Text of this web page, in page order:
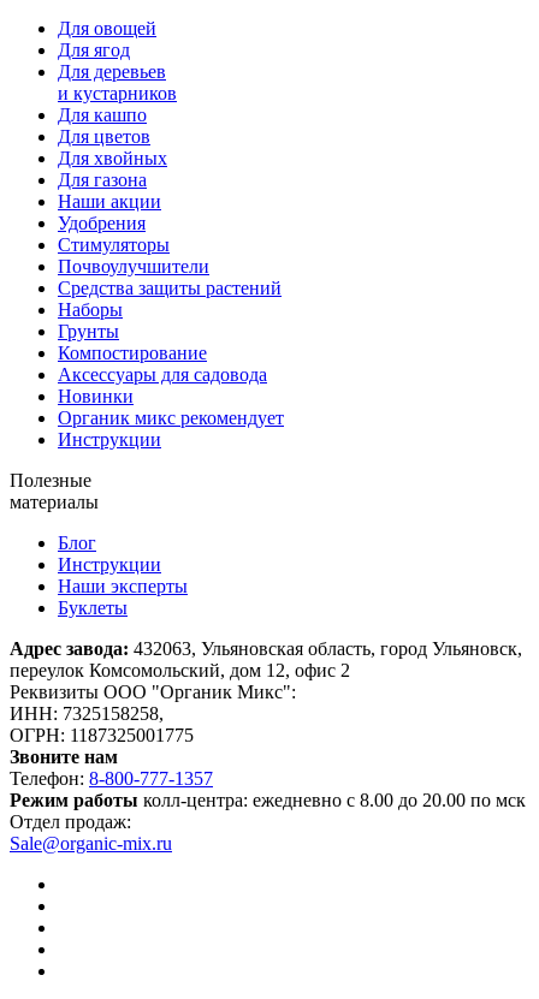
Для овощей
Для ягод
Для деревьев
и кустарников
Для кашпо
Для цветов
Для хвойных
Для газона
Наши акции
Удобрения
Стимуляторы
Почвоулучшители
Средства защиты растений
Наборы
Грунты
Компостирование
Аксессуары для садовода
Новинки
Органик микс рекомендует
Инструкции
Полезные
материалы
Блог
Инструкции
Наши эксперты
Буклеты
Адрес завода: 432063, Ульяновская область, город Ульяновск,
переулок Комсомольский, дом 12, офис 2
Реквизиты ООО "Органик Микс":
ИНН: 7325158258,
ОГРН: 1187325001775
Звоните нам
Телефон: 8-800-777-1357
Режим работы колл-центра: ежедневно с 8.00 до 20.00 по мск
Отдел продаж:
Sale@organic-mix.ru